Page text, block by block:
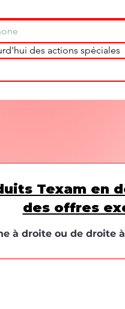
des actions spéciales
Texam en
des offres
à droite ou de droite